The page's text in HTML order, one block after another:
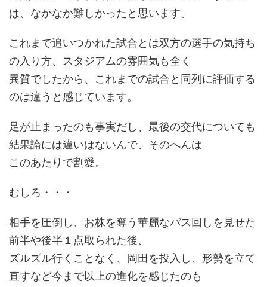
は、なかなか難しかったと思います。
これまで追いつかれた試合とは双方の選手の気持ち
の入り方、スタジアムの雰囲気も全く
異質でしたから、これまでの試合と同列に評価する
のは違うと感じています。
足が止まったのも事実だし、最後の交代についても
結果論には違いはないんで、そのへんは
このあたりで割愛。
むしろ・・・
相手を圧倒し、お株を奪う華麗なパス回しを見せた
前半や後半１点取られた後、
ズルズル行くことなく、岡田を投入し、形勢を立て
直すなど今まで以上の進化を感じたのも